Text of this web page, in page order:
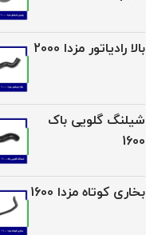
بالا رادیاتور مزدا 2000
شیلنگ گلویی باک
1600
بخاری کوتاه مزدا 1600